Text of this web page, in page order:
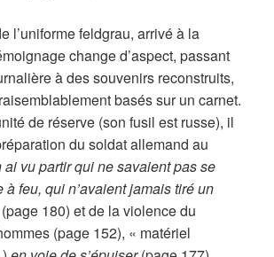
l’uniforme feldgrau, arrivé à la
change d’aspect, passant
à des souvenirs reconstruits,
basés sur un carnet.
de réserve (son fusil est russe), il
du soldat allemand au
ai vu partir qui ne savaient pas se
à feu, qui n’avaient jamais tiré un
180) et de la violence du
(page 152), « matériel